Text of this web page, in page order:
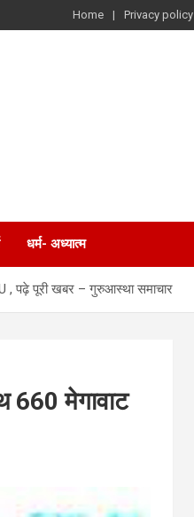
Home Privacy policy
धर्म- अध्यात्म
, पढ़े पूरी खबर – गुरुआस्था समाचार
660 मेगावाट